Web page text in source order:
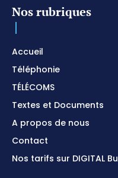
Nos rubriques
Accueil
Téléphonie
TÉLÉCOMS
Textes et Documents
A propos de nous
Contact
Nos tarifs sur DIGITAL